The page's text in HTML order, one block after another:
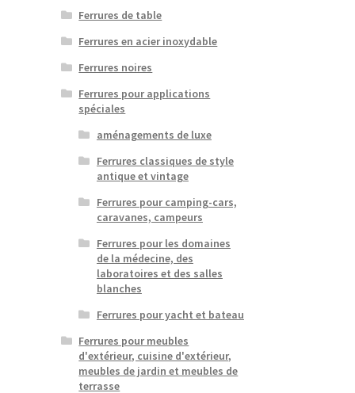
Ferrures de table
Ferrures en acier inoxydable
Ferrures noires
Ferrures pour applications
spéciales
aménagements de luxe
Ferrures classiques de style
antique et vintage
Ferrures pour camping-cars,
caravanes, campeurs
Ferrures pour les domaines
de la médecine, des
laboratoires et des salles
blanches
Ferrures pour yacht et bateau
Ferrures pour meubles
d'extérieur, cuisine d'extérieur,
meubles de jardin et meubles de
terrasse